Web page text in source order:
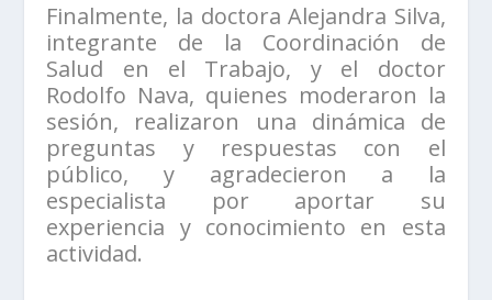
Finalmente, la doctora Alejandra Silva,
integrante de la Coordinación de
Salud en el Trabajo, y el doctor
Rodolfo Nava, quienes moderaron la
sesión, realizaron una dinámica de
preguntas y respuestas con el
público, y agradecieron a la
especialista por aportar su
experiencia y conocimiento en esta
actividad.